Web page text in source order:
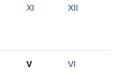
XI XII
V VI